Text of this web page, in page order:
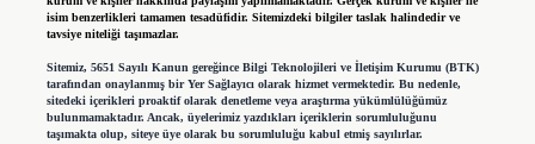
isim benzerlikleri tamamen tesadüfidir. Sitemizdeki bilgiler taslak halindedir ve
tavsiye niteliği taşımazlar.
Sitemiz, 5651 Sayılı Kanun gereğince Bilgi Teknolojileri ve İletişim Kurumu (BTK)
tarafından onaylanmış bir Yer Sağlayıcı olarak hizmet vermektedir. Bu nedenle,
sitedeki içerikleri proaktif olarak denetleme veya araştırma yükümlülüğümüz
bulunmamaktadır. Ancak, üyelerimiz yazdıkları içeriklerin sorumluluğunu
taşımakta olup, siteye üye olarak bu sorumluluğu kabul etmiş sayılırlar.